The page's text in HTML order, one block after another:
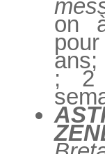
on
ans;
; 2